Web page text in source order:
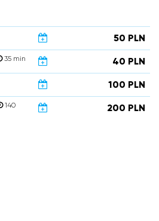
50 PLN
35 min 40 PLN
100 PLN
140
200 PLN